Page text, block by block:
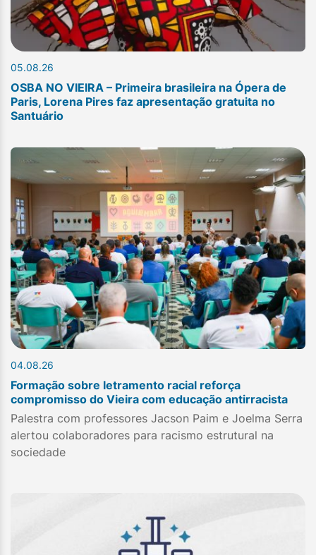
05.08.26
OSBA NO VIEIRA – Primeira brasileira na Ópera de
Paris, Lorena Pires faz apresentação gratuita no
Santuário
04.08.26
Formação sobre letramento racial reforça
compromisso do Vieira com educação antirracista
Palestra com professores Jacson Paim e Joelma Serra
alertou colaboradores para racismo estrutural na
sociedade